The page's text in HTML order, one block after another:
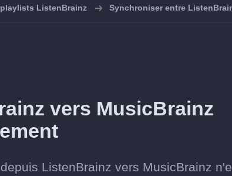
ListenBrainz Synchroniser entre
vers MusicBrainz
ListenBrainz vers MusicBrainz